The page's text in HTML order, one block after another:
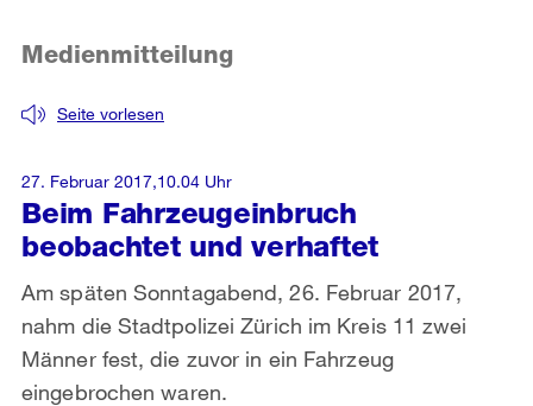
Beim Fahrzeugeinbruch
beobachtet und verhaftet
Seite vorlesen
Medienmitteilung
Am späten Sonntagabend, 26. Februar 2017,
nahm die Stadtpolizei Zürich im Kreis 11 zwei
Männer fest, die zuvor in ein Fahrzeug
eingebrochen waren.
27. Februar 2017,10.04 Uhr